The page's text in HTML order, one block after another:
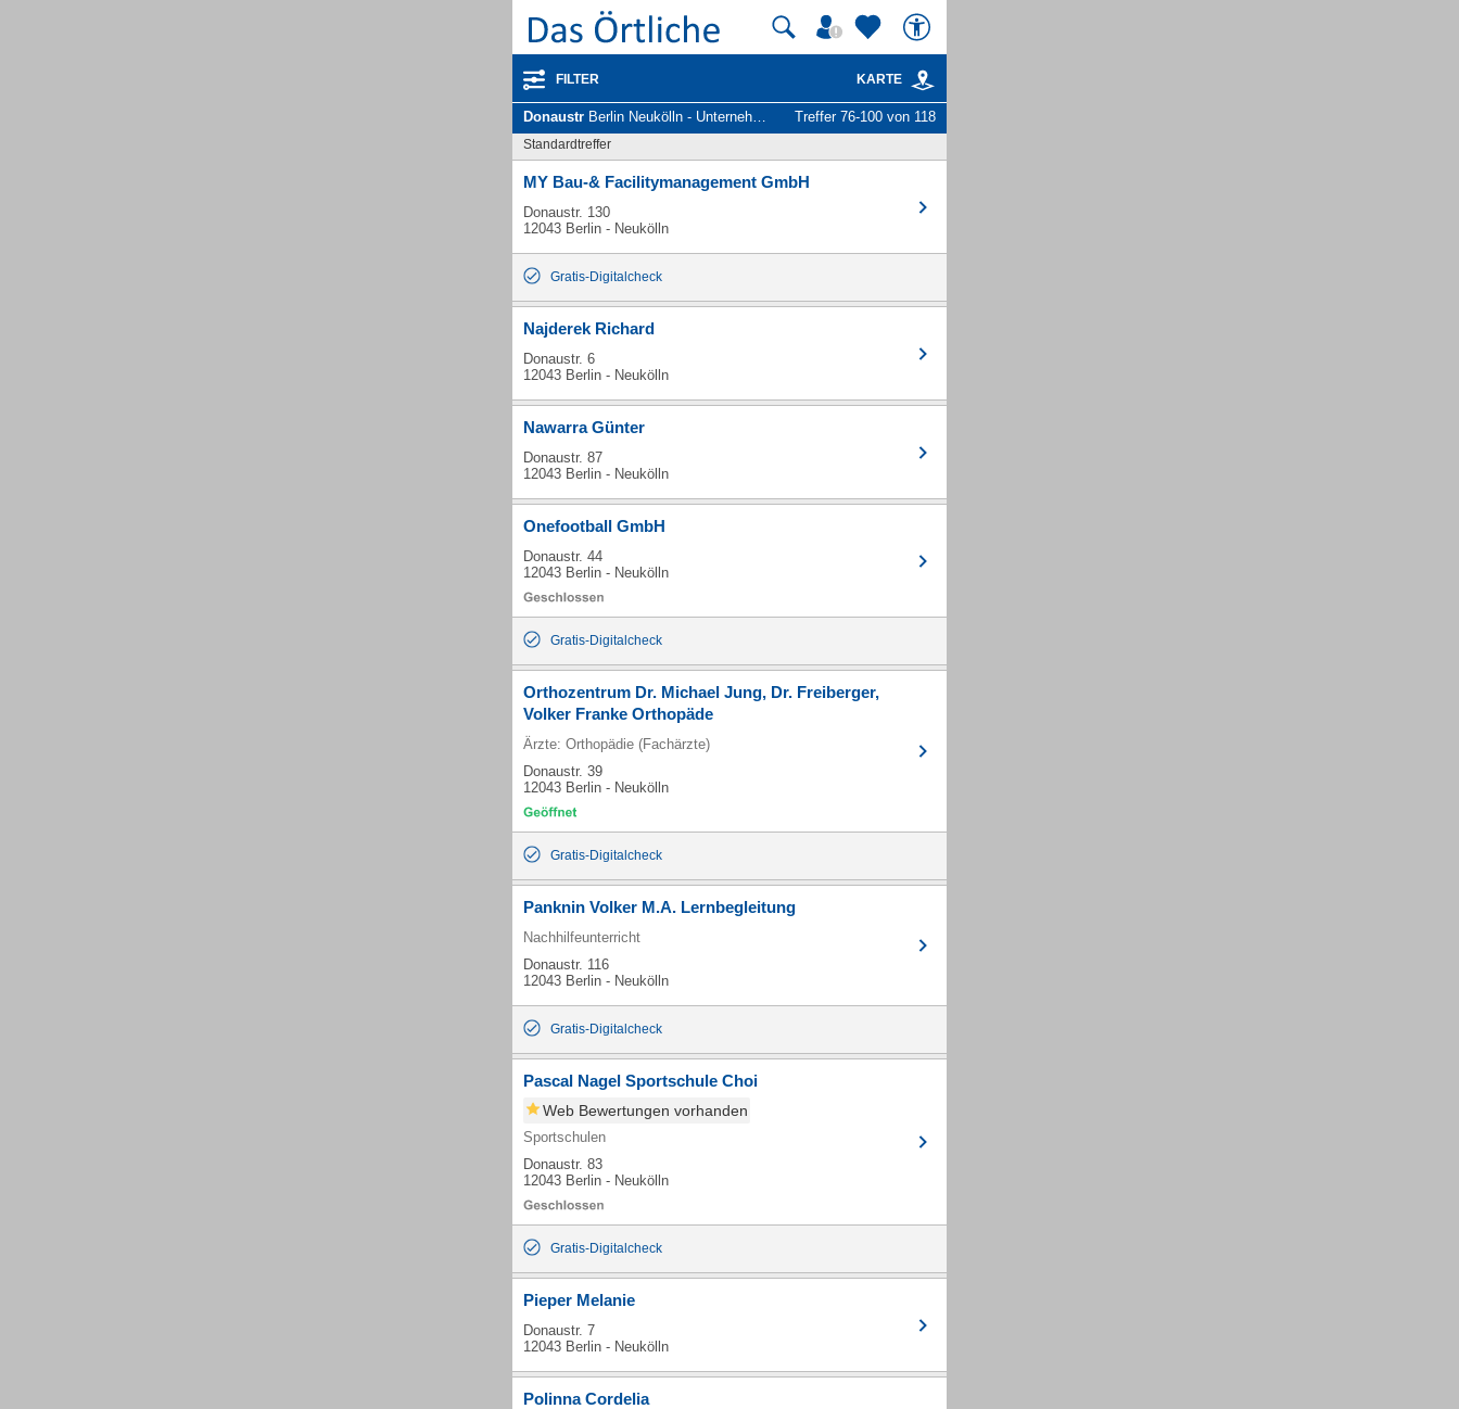
FILTER KARTE
Donaustr Berlin Neukölln - Unternehmen und Personen Treffer 76-100 von 118
Standardtreffer
MY Bau-& Facilitymanagement GmbH
Donaustr. 130
12043 Berlin - Neukölln
Gratis-Digitalcheck
Najderek Richard
Donaustr. 6
12043 Berlin - Neukölln
Nawarra Günter
Donaustr. 87
12043 Berlin - Neukölln
Onefootball GmbH
Donaustr. 44
12043 Berlin - Neukölln
Gratis-Digitalcheck
Orthozentrum Dr. Michael Jung, Dr. Freiberger,
Volker Franke Orthopäde
Ärzte: Orthopädie (Fachärzte)
Donaustr. 39
12043 Berlin - Neukölln
Gratis-Digitalcheck
Panknin Volker M.A. Lernbegleitung
Nachhilfeunterricht
Donaustr. 116
12043 Berlin - Neukölln
Gratis-Digitalcheck
Pascal Nagel Sportschule Choi
Web Bewertungen vorhanden
Sportschulen
Donaustr. 83
12043 Berlin - Neukölln
Gratis-Digitalcheck
Pieper Melanie
Donaustr. 7
12043 Berlin - Neukölln
Polinna Cordelia